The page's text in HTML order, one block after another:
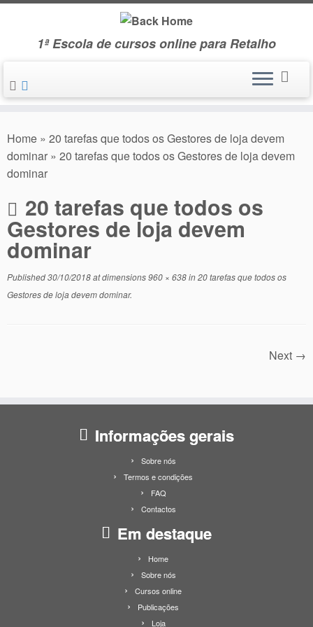
Skip
1ª Escola de cursos online para Retalho
Home » 20 tarefas que todos os Gestores de loja devem
dominar » 20 tarefas que todos os Gestores de loja devem
dominar
20 tarefas que todos os
Gestores de loja devem
dominar
Published30/10/2018at dimensions960 × 638in20 tarefas que todos os
Gestores de loja devem dominar.
Next →
Informações gerais
Sobre nós
Termos e condições
FAQ
Contactos
Em destaque
Home
Sobre nós
Cursos online
Publicações
Loja